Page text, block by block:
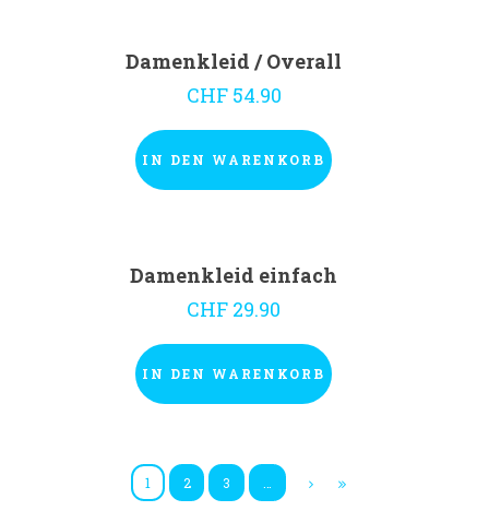
Damenkleid / Overall
CHF54.90
IN DEN WARENKORB
Damenkleid einfach
CHF 29.90
IN DEN WARENKORB
1 2 3